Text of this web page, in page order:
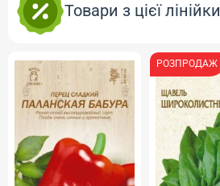
Товари з цієї лінійки
РОЗПРОДАЖ